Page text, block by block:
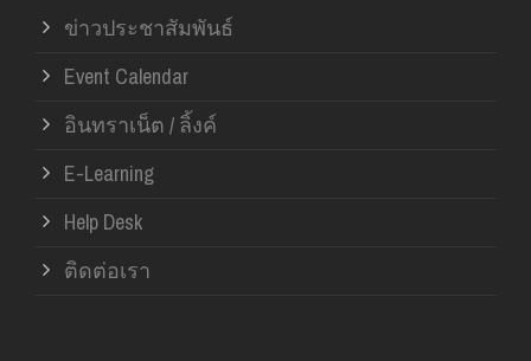
ข่าวประชาสัมพันธ์
Event Calendar
อินทราเน็ต / ลิ้งค์
E-Learning
Help Desk
ติดต่อเรา